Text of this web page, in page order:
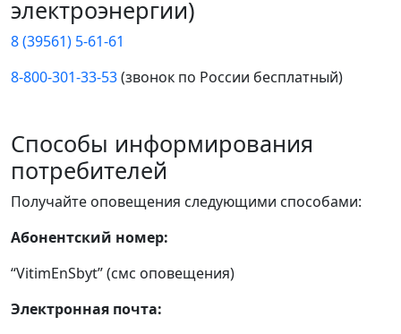
электроэнергии)
8 (39561) 5-61-61
8-800-301-33-53(звонок по России бесплатный)
Способы информирования
потребителей
Получайте оповещения следующими способами:
Абонентский номер:
“VitimEnSbyt” (смс оповещения)
Электронная почта: